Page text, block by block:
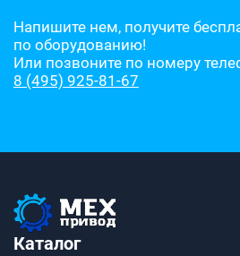
Напишите нем, получите
по оборудованию!
Или позвоните по номеру
8 (495) 925-81-67
Каталог